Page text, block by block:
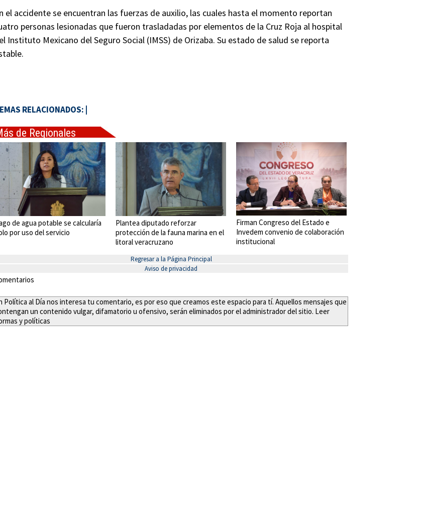
el accidente se encuentran las fuerzas de auxilio, las cuales hasta el momento reportan
personas lesionadas que fueron trasladadas por elementos de la Cruz Roja al hospital
Instituto Mexicano del Seguro Social (IMSS) de Orizaba. Su estado de salud se reporta
RELACIONADOS:
de Regionales
de agua potable se calcularía
por uso del servicio
Plantea diputado reforzar
protección de la fauna marina en el
litoral veracruzano
Firman Congreso del Estado e
Invedem convenio de colaboración
institucional
Regresar a la Página Principal
Aviso de privacidad
Política al Día nos interesa tu comentario, es por eso que creamos este espacio para tí. Aquellos mensajes que
un contenido vulgar, difamatorio u ofensivo, serán eliminados por el administrador del sitio. Leer
y políticas